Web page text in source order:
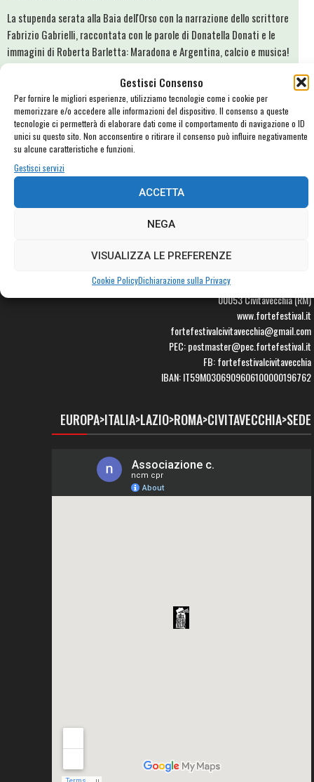
Gestisci Consenso
Per fornire le migliori esperienze, utilizziamo tecnologie come i cookie per
memorizzare e/o accedere alle informazioni del dispositivo. Il consenso a queste
tecnologie ci permetterà di elaborare dati come il comportamento di navigazione o ID
unici su questo sito. Non acconsentire o ritirare il consenso può influire negativamente
su alcune caratteristiche e funzioni.
Gestisci servizi
ACCETTA
NEGA
VISUALIZZA LE PREFERENZE
Cookie PolicyDichiarazione sulla Privacy
La stupenda serata alla Baia dell'Orso con la narrazione dello scrittore
Fabrizio Gabrielli, raccontata con le parole di Donatella Donati e le
immagini di Roberta Barletta: Maradona e Argentina, calcio e musica!
ASS.NE CULTURALE FORTE! FESTIVAL, MUSICA E ARTE
00053 Civitavecchia (RM)
www.fortefestival.it
fortefestivalcivitavecchia@gmail.com
PEC: postmaster@pec.fortefestival.it
FB: fortefestivalcivitavecchia
IBAN: IT59M0306909606100000196762
EUROPA>ITALIA>LAZIO>ROMA>CIVITAVECCHIA>SEDE